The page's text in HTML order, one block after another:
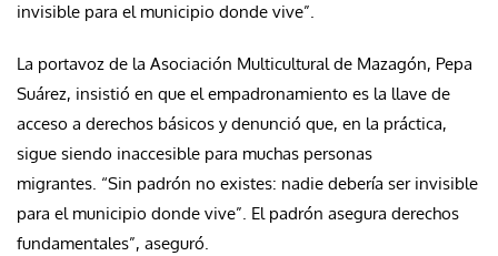
invisible para el municipio donde vive”.
La portavoz de la Asociación Multicultural de Mazagón, Pepa
Suárez, insistió en que el empadronamiento es la llave de
acceso a derechos básicos y denunció que, en la práctica,
sigue siendo inaccesible para muchas personas
migrantes. “Sin padrón no existes: nadie debería ser invisible
para el municipio donde vive”. El padrón asegura derechos
fundamentales”, aseguró.